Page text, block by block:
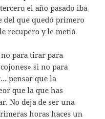
el año pasado iba
del que quedó primero
recupero y le metió
para tirar para
si no para
pensar que la
que la que has
No deja de ser una
horas haces un